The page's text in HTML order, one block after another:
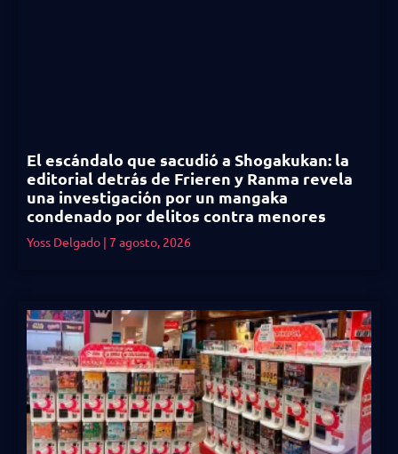
El escándalo que sacudió a Shogakukan: la
editorial detrás de Frieren y Ranma revela
una investigación por un mangaka
condenado por delitos contra menores
Yoss Delgado 7 agosto, 2026